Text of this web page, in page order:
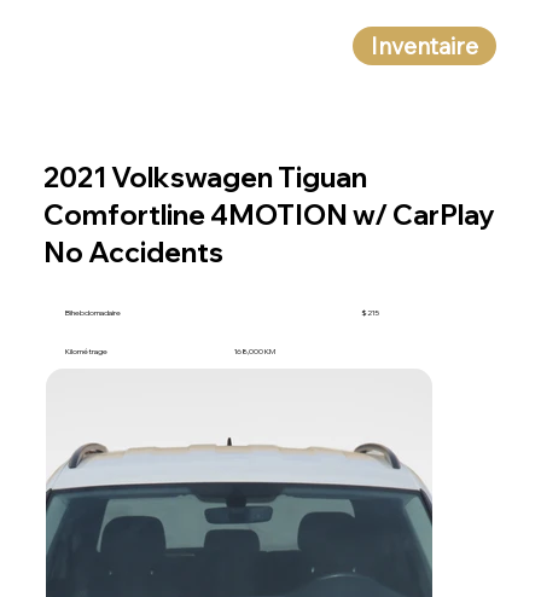
Inventaire
Bihebdomadaire $215
Kilométrage 168,000 KM
2021 Volkswagen Tiguan
Comfortline 4MOTION w/ CarPlay
No Accidents